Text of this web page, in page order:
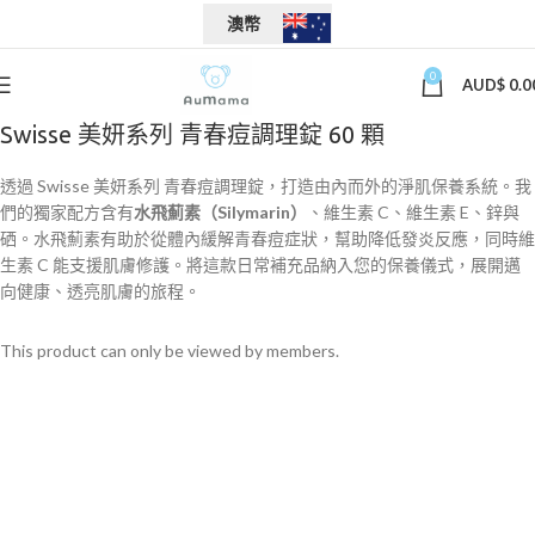
澳幣
0 AUD$
Swisse 美妍系列 青春痘調理錠 60 顆
透過 Swisse 美妍系列 青春痘調理錠，打造由內而外的淨肌保養系統。我
們的獨家配方含有水飛薊素（Silymarin）
、維生素 C、維生素 E、鋅與
硒。水飛薊素有助於從體內緩解青春痘症狀，幫助降低發炎反應，同時維
生素 C 能支援肌膚修護。將這款日常補充品納入您的保養儀式，展開邁
向健康、透亮肌膚的旅程。
This product can only be viewed by members.